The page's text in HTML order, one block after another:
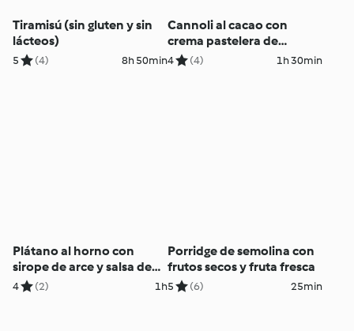
Tiramisú (sin gluten y sin
lácteos)
5 (4) 8h 50min
Cannoli al cacao con
crema pastelera de
pistacho
4 (4) 1h 30min
Plátano al horno con
sirope de arce y salsa de
coco con perlas de
4 (2) 1h
Porridge de semolina con
frutos secos y fruta fresca
5 (6) 25min